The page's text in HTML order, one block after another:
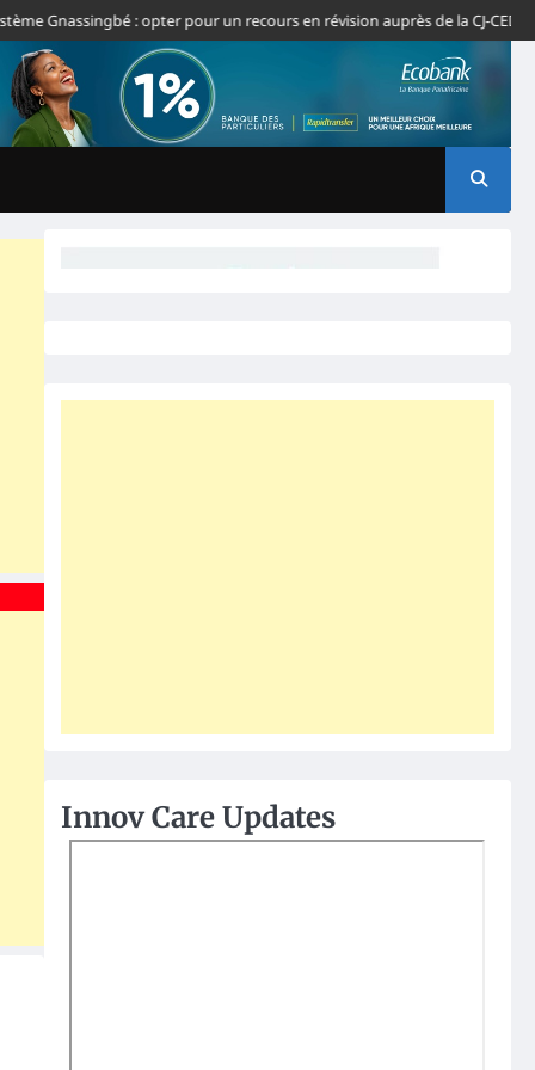
: opter pour un recours en révision auprès de la CJ-CEDEAO
Innov Care Updates